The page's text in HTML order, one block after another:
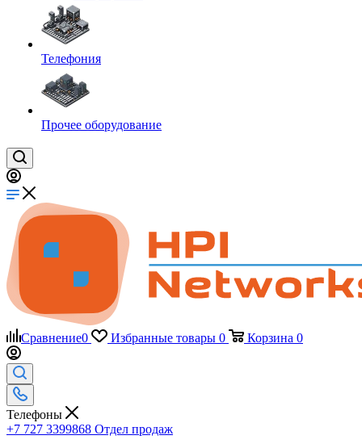
Телефония
Прочее оборудование
Сравнение0 Избранные товары 0 Корзина 0
Телефоны
+7 727 3399868 Отдел продаж